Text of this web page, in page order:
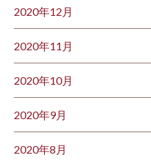
2020年12月
2020年11月
2020年10月
2020年9月
2020年8月